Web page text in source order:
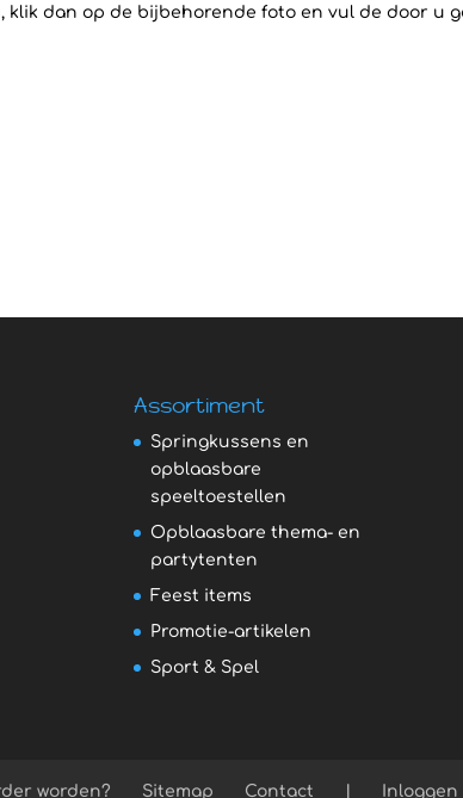
dan op de bijbehorende foto en vul de door u
Assortiment
Springkussens en
opblaasbare
speeltoestellen
Opblaasbare thema- en
partytenten
Feest items
Promotie-artikelen
Sport & Spel
worden? Sitemap Contact | Inloggen